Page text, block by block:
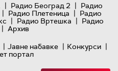
| Радио Београд 2 | Радио
| Радио Плетеница | Радио
| Радио Вртешка | Радио
| Архив
| Јавне набавке | Конкурси |
портал